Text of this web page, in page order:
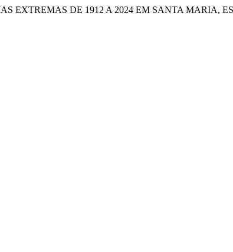
EXTREMAS DE 1912 A 2024 EM SANTA MARIA,